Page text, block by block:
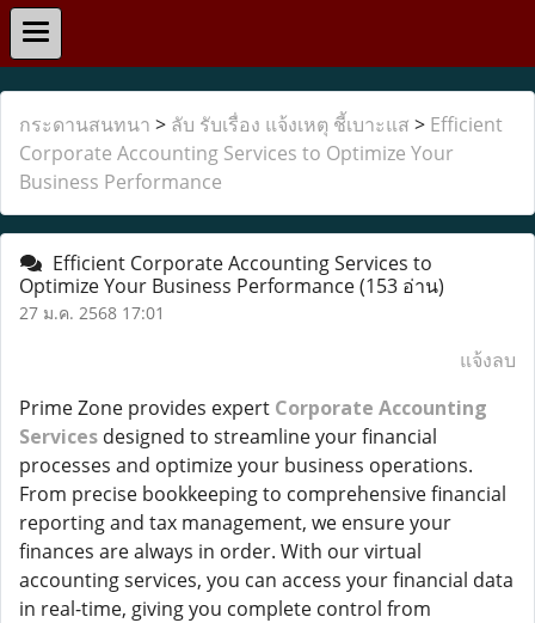
กระดานสนทนา > ลับ รับเรื่อง แจ้งเหตุ ชี้เบาะแส > Efficient
Corporate Accounting Services to Optimize Your
Business Performance
Efficient Corporate Accounting Services to
Optimize Your Business Performance(153 อ่าน)
27 ม.ค. 2568 17:01
แจ้งลบ
Prime Zone provides expert Corporate Accounting
Services designed to streamline your financial
processes and optimize your business operations.
From precise bookkeeping to comprehensive financial
reporting and tax management, we ensure your
finances are always in order. With our virtual
accounting services, you can access your financial data
in real-time, giving you complete control from